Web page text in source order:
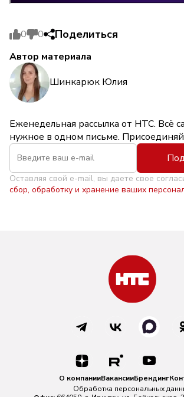
0 0 Поделиться
Автор материала
Шинкарюк Юлия
Еженедельная рассылка от НТС. Всё
нужное в одном письме.
Оставляя свой e-mail, вы даете свое
сбор, обработку и хранение ваших
О компанииВакансииБрендинг
Обработка персональных